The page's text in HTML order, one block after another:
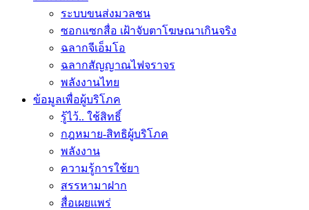
ระบบขนส่งมวลชน
ซอกแซกสื่อ เฝ้าจับตาโฆษณาเกินจริง
ฉลากจีเอ็มโอ
ฉลากสัญญาณไฟจราจร
พลังงานไทย
ข้อมูลเพื่อผู้บริโภค
รู้ไว้.. ใช้สิทธิ์
กฎหมาย-สิทธิผู้บริโภค
พลังงาน
ความรู้การใช้ยา
สรรหามาฝาก
สื่อเผยแพร่